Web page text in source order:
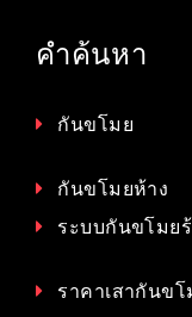
คำค้นหา
กันขโมย
กันขโมยห้าง
ระบบกันขโมย
ราคาเสากันขโ